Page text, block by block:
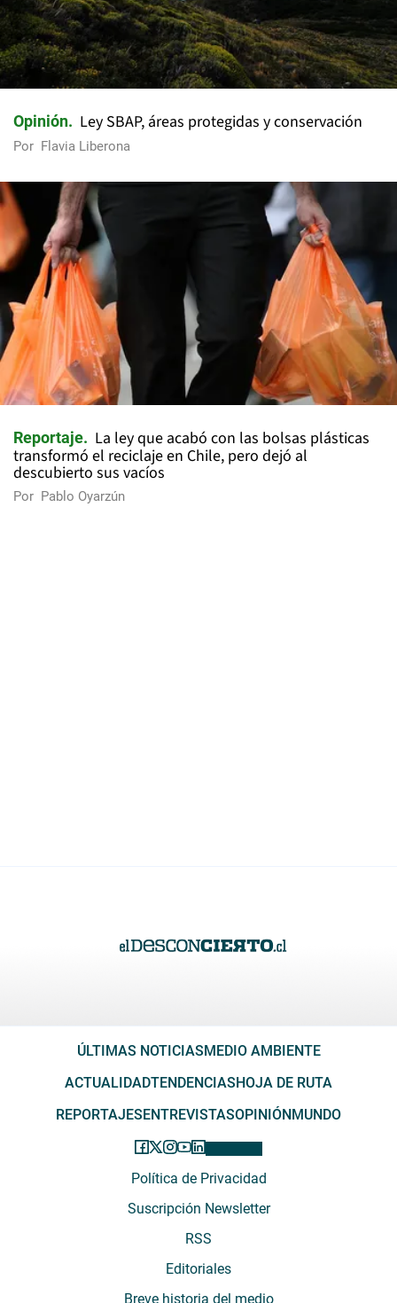
Opinión Ley SBAP, áreas protegidas y conservación
Por Flavia Liberona
Reportaje
La ley que acabó con las bolsas plásticas
transformó el reciclaje en Chile, pero dejó al
descubierto sus vacíos
Por Pablo Oyarzún
ÚLTIMAS NOTICIASMEDIO AMBIENTE
ACTUALIDADTENDENCIASHOJA DE RUTA
REPORTAJESENTREVISTASOPINIÓNMUNDO
Política de Privacidad
Suscripción Newsletter
RSS
Editoriales
Breve historia del medio